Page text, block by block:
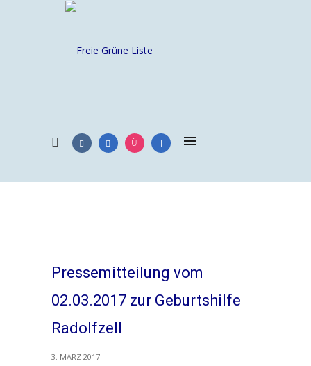
Pressemitteilung vom
02.03.2017 zur Geburtshilfe
Radolfzell
3. MÄRZ 2017